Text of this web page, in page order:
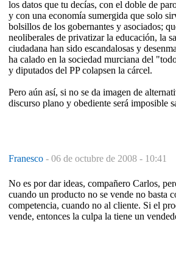
los datos que tu decías, con el doble de
y con una economía sumergida que solo
bolsillos de los gobernantes y asociados;
neoliberales de privatizar la educación, la
ciudadana han sido escandalosas y
ha calado en la sociedad murciana del
y diputados del PP colapsen la cárcel.
Pero aún así, si no se da imagen de
discurso plano y obediente será imposible
Franesco - 06 de octubre de 2008 - 10:41
No es por dar ideas, compañero Carlos,
cuando un producto no se vende no basta
competencia, cuando no al cliente. Si el
vende, entonces la culpa la tiene un